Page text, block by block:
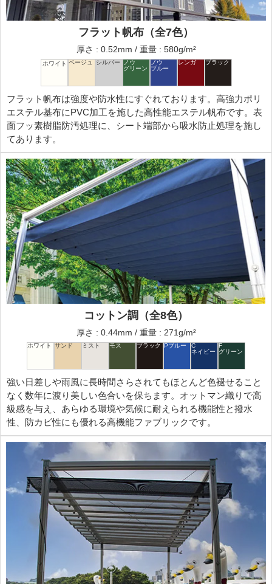
フラット帆布（全7色）
厚さ : 0.52mm / 重量 : 580g/m²
フラット帆布は強度や防水性にすぐれております。高強力ポリ
エステル基布にPVC加工を施した高性能エステル帆布です。表
面フッ素樹脂防汚処理に、シート端部から吸水防止処理を施し
てあります。
コットン調（全8色）
厚さ : 0.44mm / 重量 : 271g/m²
強い日差しや雨風に長時間さらされてもほとんど色褪せること
なく数年に渡り美しい色合いを保ちます。オットマン織りで高
級感を与え、あらゆる環境や気候に耐えられる機能性と撥水
性、防カビ性にも優れる高機能ファブリックです。